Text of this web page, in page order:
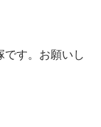
す。お願いし